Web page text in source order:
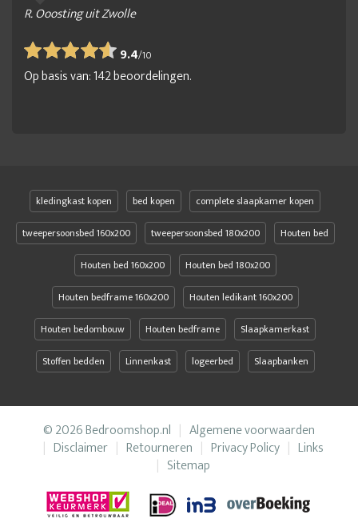
Houten bed 140x210
Houten bed 180x200
Houten bed met opbergruimte 160x200
Houten bedden 220
Houten bedframe
Houten bedframe 140x200
Houten bedframe 160x200
Houten bedframe 160x210
Houten bedframe 180x200
Houten bedframe 180x210
Houten bedframe 180x220
Houten bedframe 200x200
Houten bedframe met lades
Houten bedkader
Houten bedombouw
Houten bedombouw 160x200
Houten ledikant 180x200
Houten ledikant 180x210
Houten ledikant 180x220
houten slaapkamer meubels
houten tweepersoonsbed
Houten tweepersoonsbed met lades
R. Ooosting uit Zwolle
9.4/10
Op basis van:142beoordelingen.
kledingkast kopen bed kopen
complete slaapkamer kopen
tweepersoonsbed 160x200
tweepersoonsbed 180x200
Houten bed
Houten bed 160x200
Houten bed 180x200
Houten bedframe 160x200
Houten ledikant 160x200
Houten bedombouw
Houten bedframe
Slaapkamerkast
Stoffen bedden
Linnenkast logeerbed Slaapbanken
© 2026 Bedroomshop.nl
Algemene voorwaarden
Disclaimer
Retourneren Privacy Policy
Links
Sitemap